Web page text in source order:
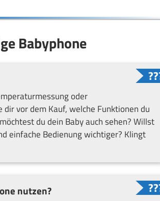
Babyphone
oder
vor dem Kauf, welche Funktionen du
du dein Baby auch sehen? Willst
einfache Bedienung wichtiger? Klingt
nutzen?